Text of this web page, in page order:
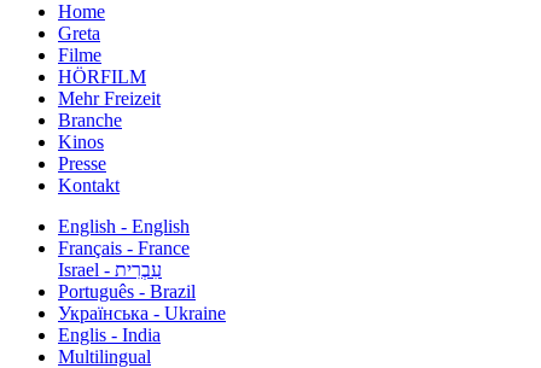
Home
Greta
Filme
HÖRFILM
Mehr Freizeit
Branche
Kinos
Presse
Kontakt
English - English
Français - France
עִבְרִית - Israel
Português - Brazil
Українська - Ukraine
Englis - India
Multilingual